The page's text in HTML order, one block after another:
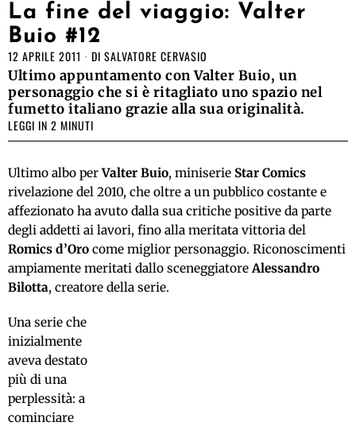
La fine del viaggio: Valter
Buio #12
12 APRILE 2011 DI SALVATORE CERVASIO
Ultimo appuntamento con Valter Buio, un
personaggio che si è ritagliato uno spazio nel
fumetto italiano grazie alla sua originalità.
LEGGI IN 2 MINUTI
Ultimo albo perValter Buio, miniserie Star Comics
rivelazione del 2010, che oltre a un pubblico costante e
affezionato ha avuto dalla sua critiche positive da parte
degli addetti ai lavori, fino alla meritata vittoria del
Romics d’Oro come miglior personaggio. Riconoscimenti
ampiamente meritati dallo sceneggiatore Alessandro
Bilotta, creatore della serie.
Una serie che
inizialmente
aveva destato
più di una
perplessità: a
cominciare